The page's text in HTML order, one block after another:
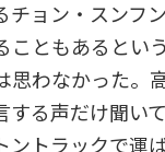
ョン・スンフ
ともあるとい
わなかった。
る声だけ聞いて
ントラックで運